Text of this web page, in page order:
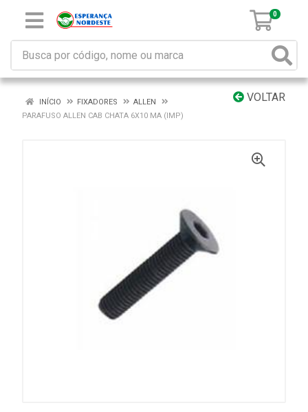
0
VOLTAR
INÍCIO FIXADORES
ALLEN
PARAFUSO ALLEN CAB CHATA 6X10 MA (IMP)